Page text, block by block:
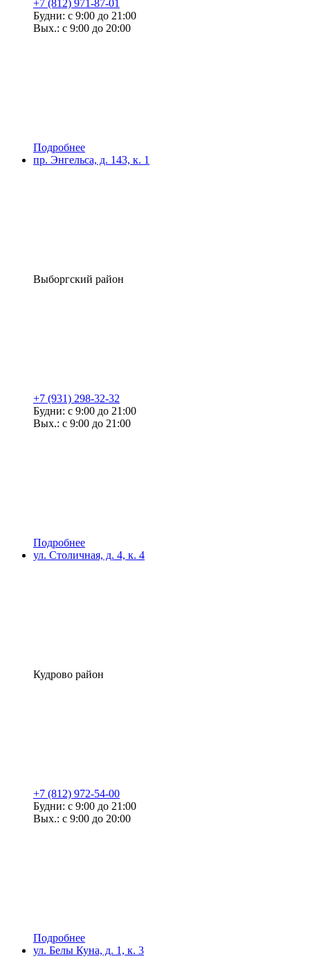
+7 (812) 971-87-01
Будни: с 9:00 до 21:00
Вых.: с 9:00 до 20:00
Подробнее
пр. Энгельса, д. 143, к. 1
Выборгский район
+7 (931) 298-32-32
Будни: с 9:00 до 21:00
Вых.: с 9:00 до 21:00
Подробнее
ул. Столичная, д. 4, к. 4
Кудрово район
+7 (812) 972-54-00
Будни: с 9:00 до 21:00
Вых.: с 9:00 до 20:00
Подробнее
ул. Белы Куна, д. 1, к. 3